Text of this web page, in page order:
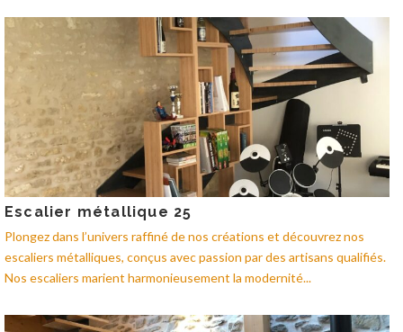
Escalier métallique 25
Plongez dans l’univers raffiné de nos créations et découvrez nos
escaliers métalliques, conçus avec passion par des artisans qualifiés.
Nos escaliers marient harmonieusement la modernité...